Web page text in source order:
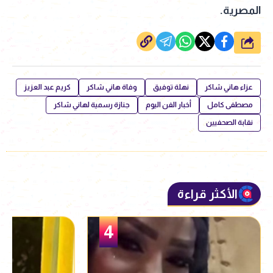
المصرية.
شارك
عزاء هاني شاكر نهلة توفيق وفاة هاني شاكر كريم عبد العزيز
مصطفى كامل أخبار الفن اليوم جنازة رسمية لهاني شاكر
نقابة الصحفيين
الأكثر قراءة
5